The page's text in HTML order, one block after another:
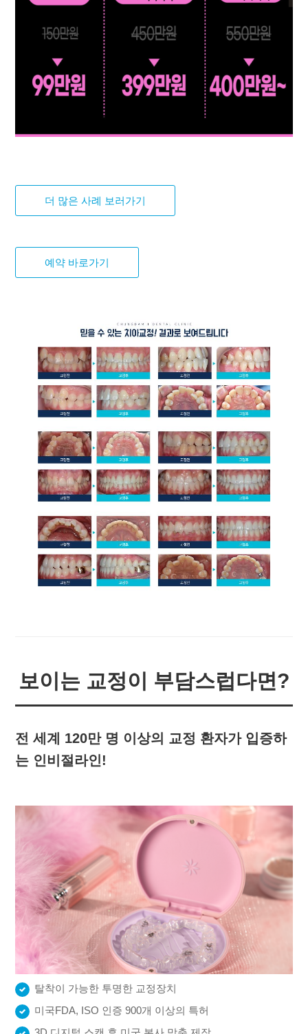
더 많은 사례 보러가기
예약 바로가기
보이는 교정이 부담스럽다면?
전 세계 120만 명 이상의 교정 환자가 입증하
는 인비절라인!
탈착이 가능한 투명한 교정장치
미국FDA, ISO 인증 900개 이상의 특허